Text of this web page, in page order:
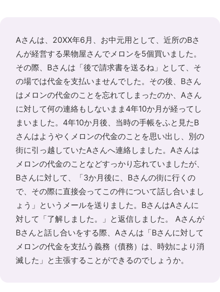
Aさんは、20XX年6月、お中元用として、近所のBさ
んが経営する果物屋さんでメロンを5個買いました。
その際、Bさんは「後で請求書を送るね」として、そ
の場では代金を支払いませんでした。その後、Bさん
はメロンの代金のことを忘れてしまったのか、Aさん
に対して何の連絡もしないまま4年10か月が経ってし
まいました。4年10か月後、当時の手帳をふと見たB
さんはようやくメロンの代金のことを思い出し、別の
街に引っ越していたAさんへ連絡しました。Aさんは
メロンの代金のことなどすっかり忘れていましたが、
Bさんに対して、「3か月後に、Bさんの街に行くの
で、その際に直接会ってこの件について話し合いまし
ょう」というメールを送りました。BさんはAさんに
対して「了解しました。」と返信しました。 Aさんが
Bさんと話し合いをする際、Aさんは「Bさんに対して
メロンの代金を支払う義務（債務）は、時効により消
滅した」と主張することができるのでしょうか。